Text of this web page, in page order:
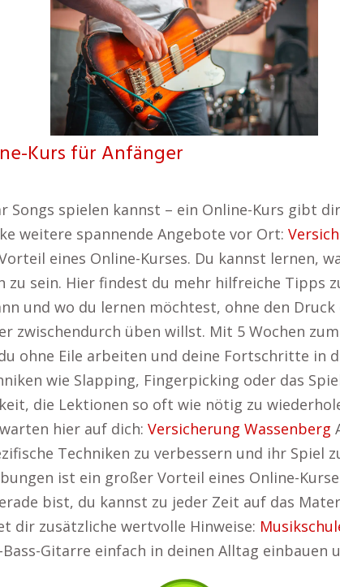
Kurs für Anfänger
spielen kannst – ein Online-Kurs gibt
weitere spannende Angebote vor Ort:
eines Online-Kurses. Du kannst lernen,
sein. Hier findest du mehr hilfreiche Tipps
und wo du lernen möchtest, ohne den
zwischendurch üben willst. Mit 5 Wochen
ohne Eile arbeiten und deine Fortschritte in
wie Slapping, Fingerpicking oder das
die Lektionen so oft wie nötig zu
hier auf dich: Versicherung Wassenberg
Techniken zu verbessern und ihr
ist ein großer Vorteil eines Online-
bist, du kannst zu jeder Zeit auf das
dir zusätzliche wertvolle Hinweise:
Gitarre einfach in deinen Alltag